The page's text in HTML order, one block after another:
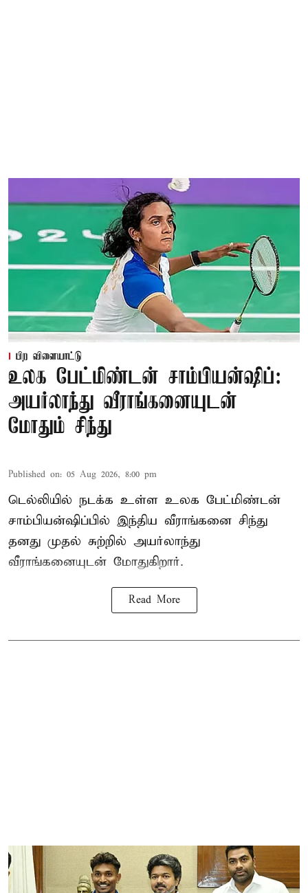
பிற விளையாட்டு
உலக பேட்மிண்டன் சாம்பியன்ஷிப்:
அயர்லாந்து வீராங்கனையுடன்
மோதும் சிந்து
Published on: 05 Aug 2026, 8:00 pm
டெல்லியில் நடக்க உள்ள உலக பேட்மிண்டன்
சாம்பியன்ஷிப்பில் இந்திய வீராங்கனை சிந்து
தனது முதல் சுற்றில் அயர்லாந்து
வீராங்கனையுடன் மோதுகிறார்.
Read More